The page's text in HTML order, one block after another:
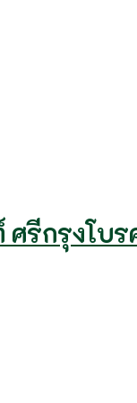
รีกรุงโบร